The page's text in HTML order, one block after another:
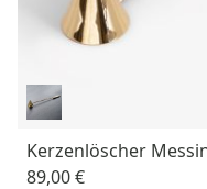
Kerzenlöscher
89,00 €